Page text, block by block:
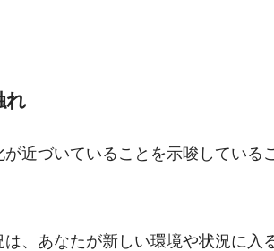
れ
近づいていることを示唆している
、あなたが新しい環境や状況に入